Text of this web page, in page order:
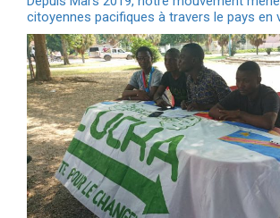
citoyennes pacifiques à travers le pays en